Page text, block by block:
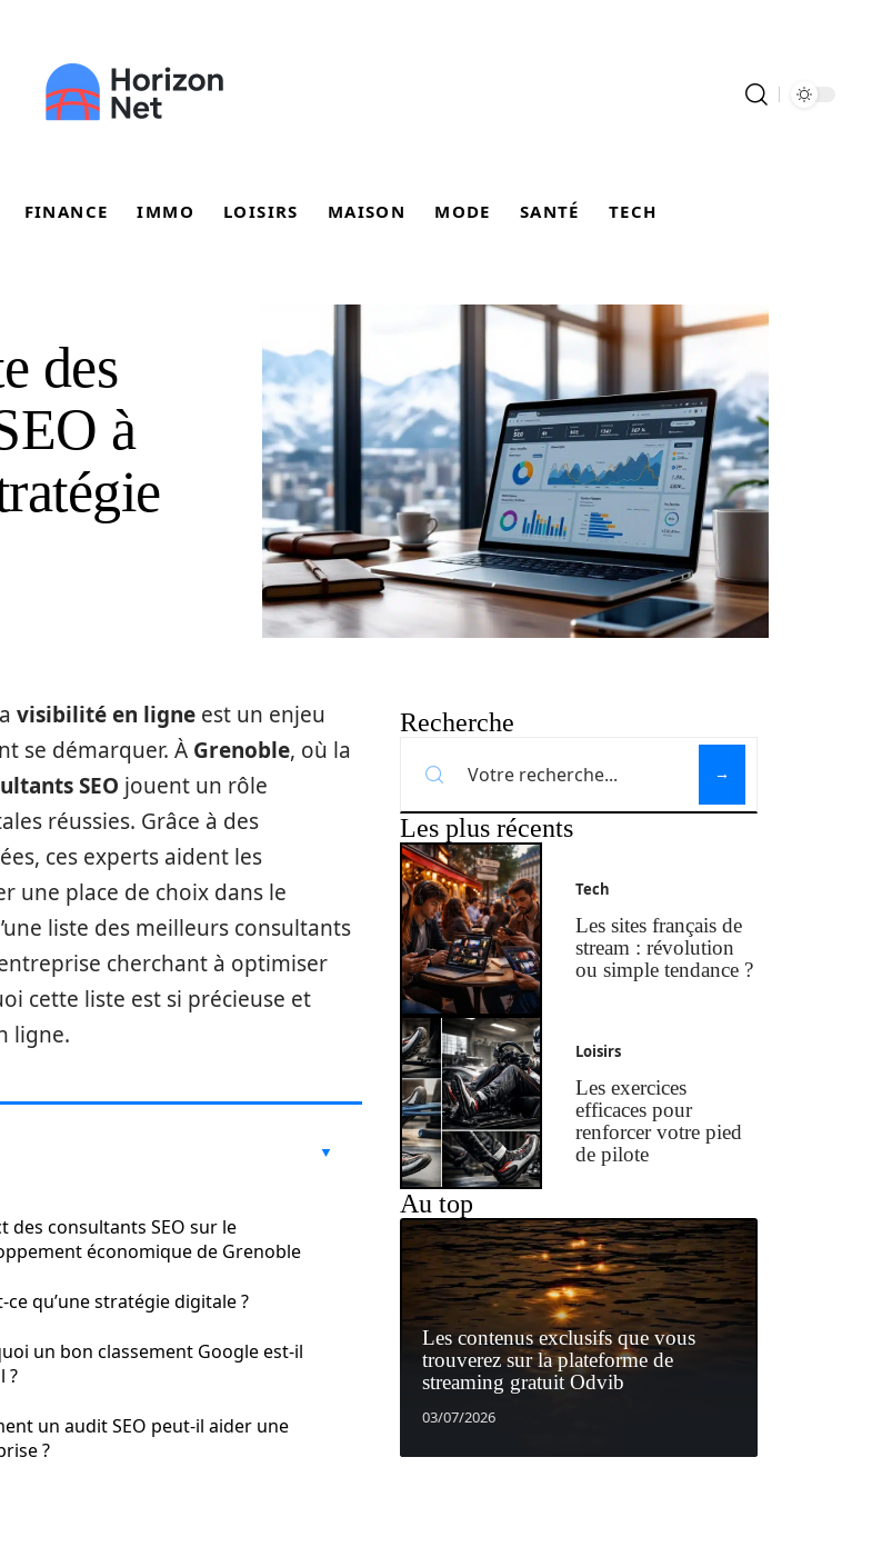
FINANCE IMMO LOISIRS MAISON MODE SANTÉ TECH
des
à
visibilité en ligne est un enjeu
se démarquer. À Grenoble, où la
SEO jouent un rôle
réussies. Grâce à des
ces experts aident les
une place de choix dans le
liste des meilleurs consultants
cherchant à optimiser
cette liste est si précieuse et
ligne.
des consultants SEO sur le
économique de Grenoble
ce qu’une stratégie digitale ?
un bon classement Google est-il
?
un audit SEO peut-il aider une
?
Recherche
Les plus récents
Tech
Les sites français de
stream : révolution
ou simple tendance ?
Loisirs
Les exercices
efficaces pour
renforcer votre pied
de pilote
Au top
Les contenus exclusifs que vous
trouverez sur la plateforme de
streaming gratuit Odvib
03/07/2026